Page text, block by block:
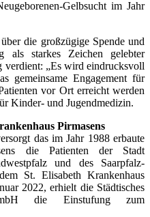
Gelbsucht im Jahr
die großzügige Spende und
als starkes Zeichen gelebter
verdient: „Es wird eindrucksvoll
gemeinsame Engagement für
vor Ort erreicht werden
Kinder- und Jugendmedizin.
Pirmasens
das im Jahr 1988 erbaute
die Patienten der Stadt
und des Saarpfalz-
St. Elisabeth Krankenhaus
2022, erhielt die Städtisches
die Einstufung zum